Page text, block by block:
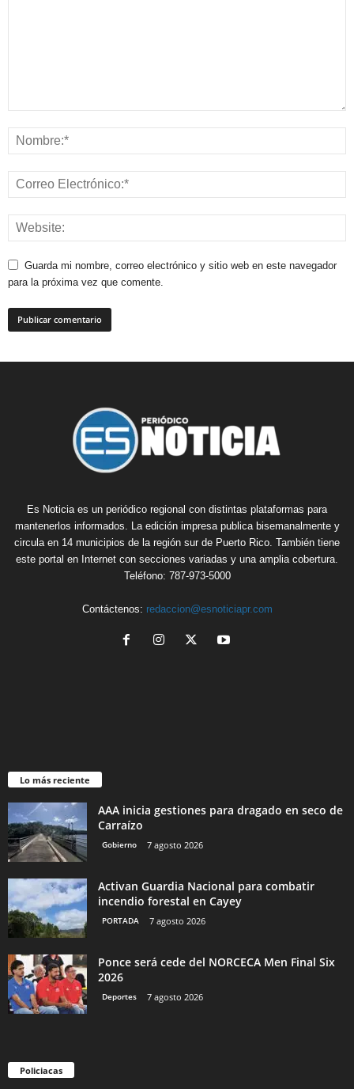
Guarda mi nombre, correo electrónico y sitio web en este navegador
para la próxima vez que comente.
Es Noticia es un periódico regional con distintas plataformas para
mantenerlos informados. La edición impresa publica bisemanalmente y
circula en 14 municipios de la región sur de Puerto Rico. También tiene
este portal en Internet con secciones variadas y una amplia cobertura.
Teléfono: 787-973-5000
Contáctenos: redaccion@esnoticiapr.com
Lo más reciente
AAA inicia gestiones para dragado en seco de
Carraízo
Gobierno 7 agosto 2026
Activan Guardia Nacional para combatir
incendio forestal en Cayey
PORTADA 7 agosto 2026
Ponce será cede del NORCECA Men Final Six
2026
Deportes 7 agosto 2026
Policiacas